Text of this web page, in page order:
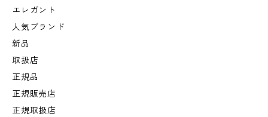
エレガント
人気ブランド
新品
取扱店
正規品
正規販売店
正規取扱店